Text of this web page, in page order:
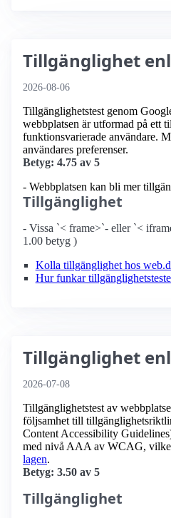
Tillgänglighet
2026-08-06
Tillgänglighetstest genom
webbplatsen är utformad på ett
funktionsvarierade användare.
användares preferenser.
Betyg: 4.75 av 5
- Webbplatsen kan bli mer
Tillgänglighet
- Vissa `< frame>`- eller `<
1.00 betyg )
Kolla tillgänglighet hos
Hur funkar
Tillgänglighet
2026-07-08
Tillgänglighetstest av
följsamhet till
Content Accessibility
med nivå AAA av WCAG,
lagen.
Betyg: 3.50 av 5
Tillgänglighet